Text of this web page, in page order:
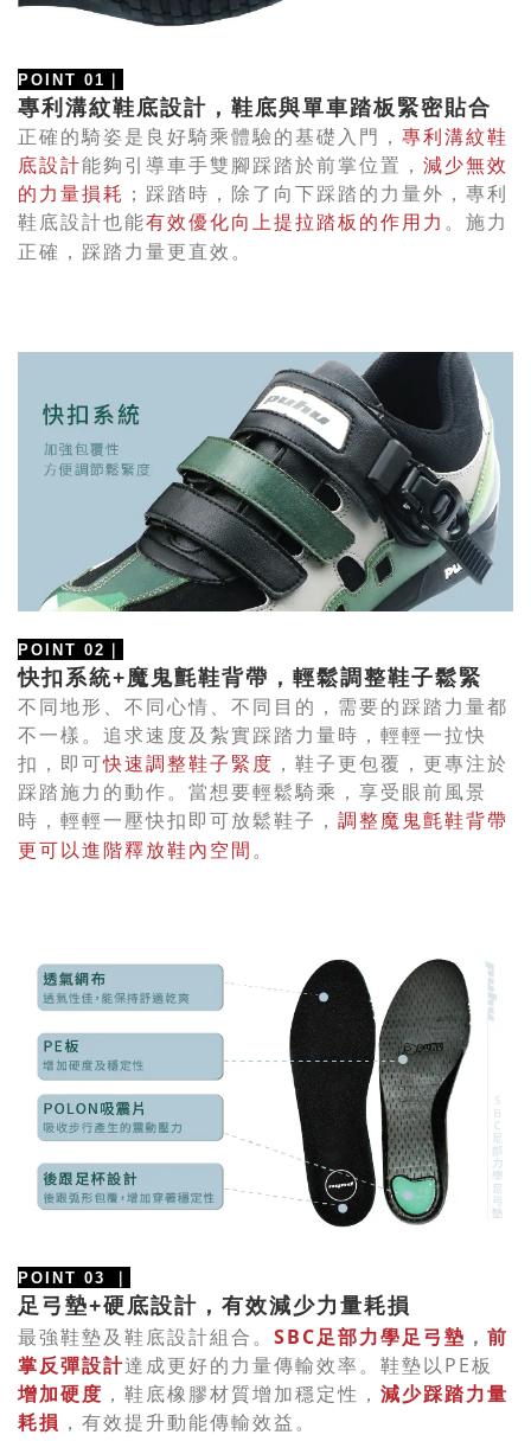
POINT 01
專利溝紋鞋底設計，鞋底與單車踏板緊密貼合
正確的騎姿是良好騎乘體驗的基礎入門， 專利溝紋鞋
底設計能夠引導車手雙腳踩踏於前掌位置， 減少無效
的力量損耗 ；踩踏時，除了向下踩踏的力量外，專利
鞋底設計也能有效優化向上提拉踏板的作用力 。施力
正確，踩踏力量更直效。
POINT 02 ｜
快扣系統+魔鬼氈鞋背帶，輕鬆調整鞋子鬆緊
不同地形、不同心情、不同目的，需要的踩踏力量都
不一樣。追求速度及紮實踩踏力量時，輕輕一拉快
扣，即可快速調整鞋子緊度 ，鞋子更包覆，更專注於
踩踏施力的動作。當想要輕鬆騎乘，享受眼前風景
時，輕輕一壓快扣即可放鬆鞋子， 調整魔鬼氈鞋背帶
更可以進階釋放鞋內空間 。
POINT 03
足弓墊+硬底設計，有效減少力量耗損
最強鞋墊及鞋底設計組合。 SBC足部力學足弓墊 ， 前
掌反彈設計達成更好的力量傳輸效率。鞋墊以PE板
增加硬度 ，鞋底橡膠材質增加穩定性， 減少踩踏力量
耗損 ，有效提升動能傳輸效益。